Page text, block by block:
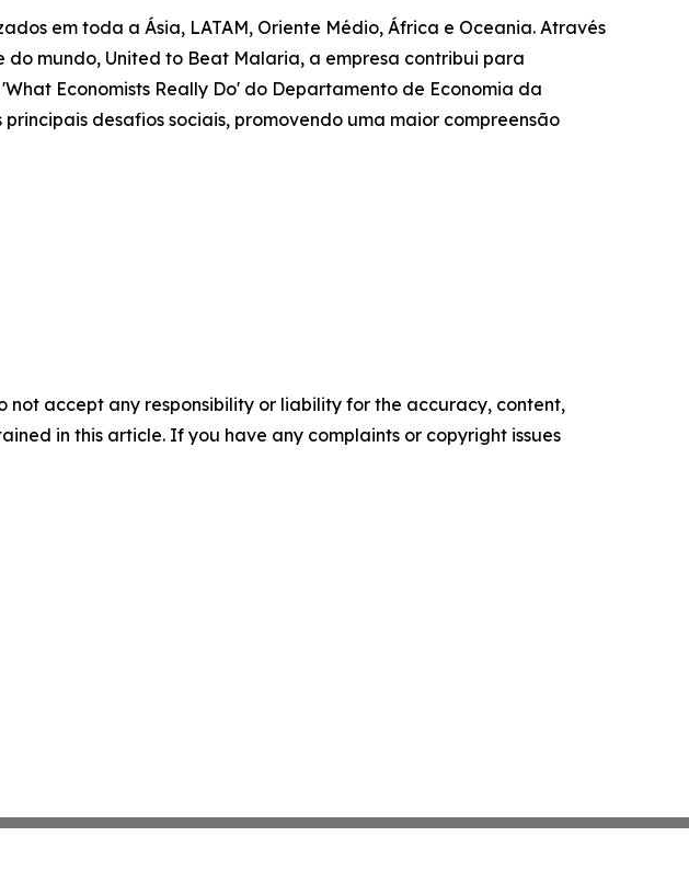
em toda a Ásia, LATAM, Oriente Médio, África e Oceania. Através
mundo, United to Beat Malaria, a empresa contribui para
Economists Really Do' do Departamento de Economia da
desafios sociais, promovendo uma maior compreensão
not accept any responsibility or liability for the accuracy, content,
in this article. If you have any complaints or copyright issues